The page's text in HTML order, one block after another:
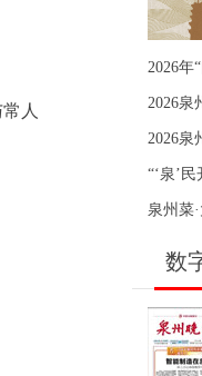
人
2026年
数